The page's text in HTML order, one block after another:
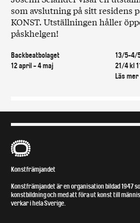
som avslutning på sitt residens
KONST. Utställningen håller
påskhelgen!
Backbeatbolaget
12 april - 4 maj
13/5-4/
21/4 kl
Läs mer
B
Konstfrämjandet
Konstfrämjandet är en organisation bildad 1947
konstbildning och med att föra ut konst till
verkar i hela Sverige.